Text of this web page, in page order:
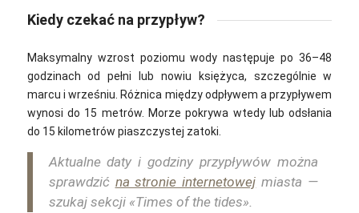
Kiedy czekać na przypływ?
Maksymalny wzrost poziomu wody następuje po 36–48
godzinach od pełni lub nowiu księżyca, szczególnie w
marcu i wrześniu. Różnica między odpływem a przypływem
wynosi do 15 metrów. Morze pokrywa wtedy lub odsłania
do 15 kilometrów piaszczystej zatoki.
Aktualne daty i godziny przypływów można
sprawdzić na stronie internetowej miasta —
szukaj sekcji «Times of the tides».